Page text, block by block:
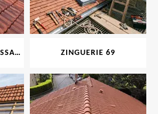
NETTOYAGE ET DÉMOUSSAGE DE TOITURE ET FAÇADE 69 ZINGUERIE 69